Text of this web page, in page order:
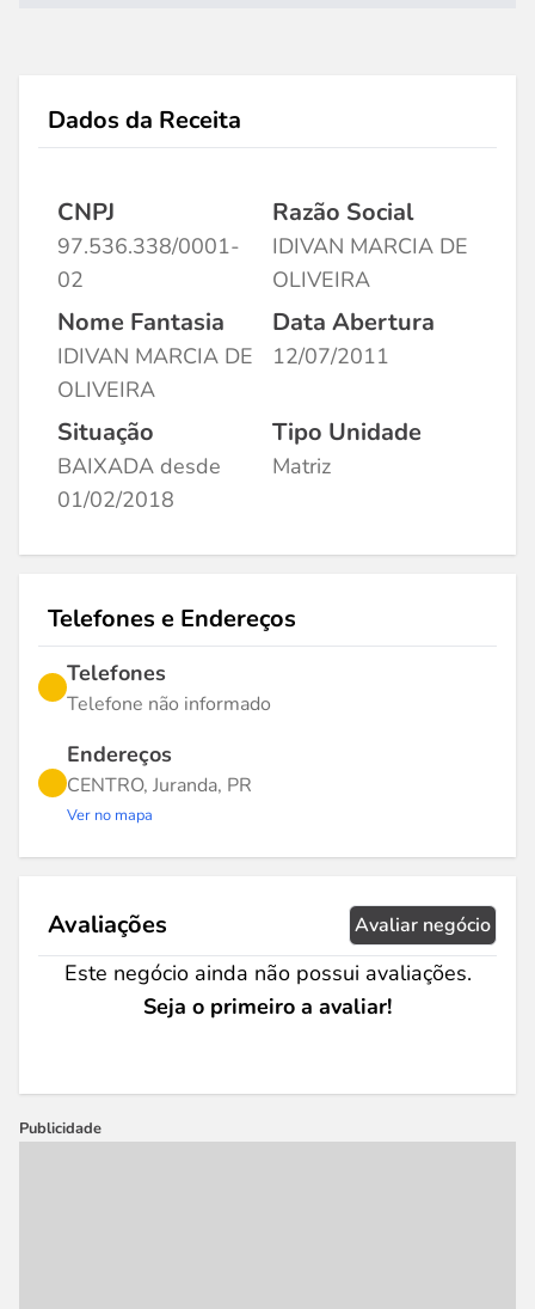
Dados da Receita
CNPJ
97.536.338/0001-
02
Razão Social
IDIVAN MARCIA DE
OLIVEIRA
Nome Fantasia
IDIVAN MARCIA DE
OLIVEIRA
Data Abertura
12/07/2011
Situação
BAIXADA desde
01/02/2018
Tipo Unidade
Matriz
Telefones e Endereços
Telefones
Telefone não informado
Endereços
CENTRO, Juranda, PR
Ver no mapa
Avaliações Avaliar negócio
Este negócio ainda não possui avaliações.
Seja o primeiro a avaliar!
Publicidade